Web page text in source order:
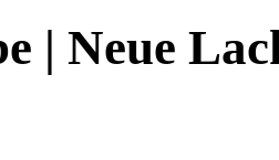
| Neue